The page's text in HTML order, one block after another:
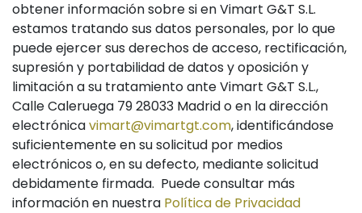
obtener información sobre si en Vimart G&T S.L.
estamos tratando sus datos personales, por lo que
puede ejercer sus derechos de acceso, rectificación,
supresión y portabilidad de datos y oposición y
limitación a su tratamiento ante Vimart G&T S.L.,
Calle Caleruega 79 28033 Madrid o en la dirección
electrónicavimart@vimartgt.com, identificándose
suficientemente en su solicitud por medios
electrónicos o, en su defecto, mediante solicitud
debidamente firmada. Puede consultar más
información en nuestra Política de Privacidad